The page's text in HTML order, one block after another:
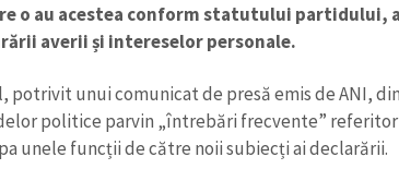
o au acestea conform statutului partidului,
averii și intereselor personale.
potrivit unui comunicat de presă emis de ANI,
politice parvin „întrebări frecvente”
unele funcții de către noii subiecți ai declarării.